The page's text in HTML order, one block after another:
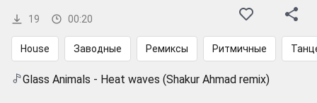
19 00:20
House Заводные Ремиксы Ритмичные
Glass Animals - Heat waves (Shakur Ahmad remix)